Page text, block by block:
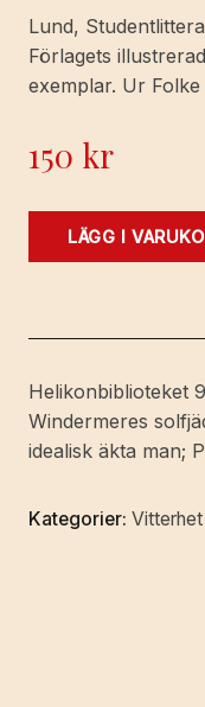
Lund,
Förlagets
exemplar. Ur
150 kr
Komedier.
Wahlund.
Staffan
Bergsten.
[Utg.
Studentlitteratur.
LÄGG I
Helikonbiblioteket
Windermeres
idealisk äkta man;
Kategorier: Vitterhet